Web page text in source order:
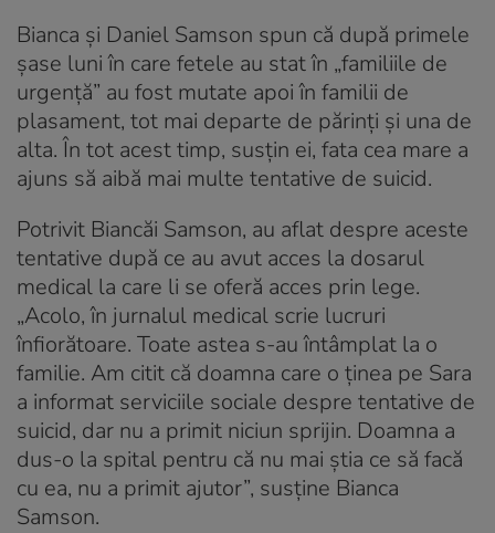
Bianca și Daniel Samson spun că după primele
șase luni în care fetele au stat în „familiile de
urgență” au fost mutate apoi în familii de
plasament, tot mai departe de părinți și una de
alta. În tot acest timp, susțin ei, fata cea mare a
ajuns să aibă mai multe tentative de suicid.
Potrivit Biancăi Samson, au aflat despre aceste
tentative după ce au avut acces la dosarul
medical la care li se oferă acces prin lege.
„Acolo, în jurnalul medical scrie lucruri
înfiorătoare. Toate astea s-au întâmplat la o
familie. Am citit că doamna care o ținea pe Sara
a informat serviciile sociale despre tentative de
suicid, dar nu a primit niciun sprijin. Doamna a
dus-o la spital pentru că nu mai știa ce să facă
cu ea, nu a primit ajutor”, susține Bianca
Samson.